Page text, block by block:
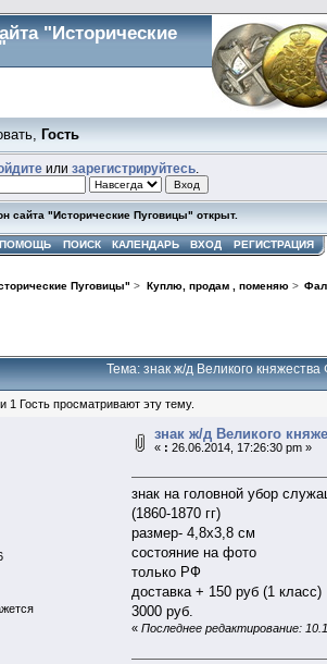
"Исторические
Гость
илизарегистрируйтесь
сайта "Исторические Пуговицы" открыт.
ПОМОЩЬ ПОИСК КАЛЕНДАРЬ ВХОД РЕГИСТРАЦИЯ
Пуговицы" > Куплю, продам , поменяю>
Тема: знак ж/д Великого
1 Гость просматривают эту тему.
знак ж/д Великого
« : 26.06.2014, 17:26:30 pm »
знак на головной убор
(1860-1870 гг)
размер- 4,8х3,8 см
состояние на фото
только РФ
доставка + 150 руб (1 класс)
3000 руб.
« Последнее редактирование: